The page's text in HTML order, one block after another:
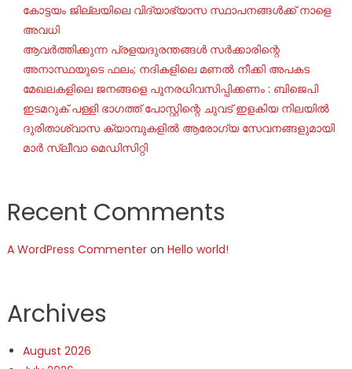
കോട്ടയം ജില്ലയിലെ വിദ്യാഭ്യാസ സ്ഥാപനങ്ങൾക്ക് നാളെ
അവധി
ആവർത്തിക്കുന്ന പ്രളയദുരന്തങ്ങൾ സർക്കാരിന്റെ
അനാസ്ഥയുടെ ഫലം; നദികളിലെ മണൽ നീക്കി അപകട
മേഖലകളിലെ ജനങ്ങളെ പുനരധിവസിപ്പിക്കണം : ബിജെപി
ഇടമറുക് പള്ളി ഭാഗത്ത്‌ പോസ്റ്റിന്റെ ചുവട് ഇളകിയ നിലയിൽ
ദുരിതാശ്വാസ ക്യാമ്പുകളിൽ ആരോഗ്യ സേവനങ്ങളുമായി
മാർ സ്ലീവാ മെഡിസിറ്റി
Recent Comments
A WordPress Commenteron Hello world!
Archives
August 2026